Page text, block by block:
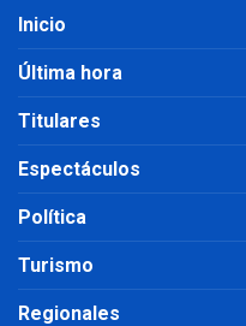
Inicio
Última hora
Titulares
Espectáculos
Política
Turismo
Regionales